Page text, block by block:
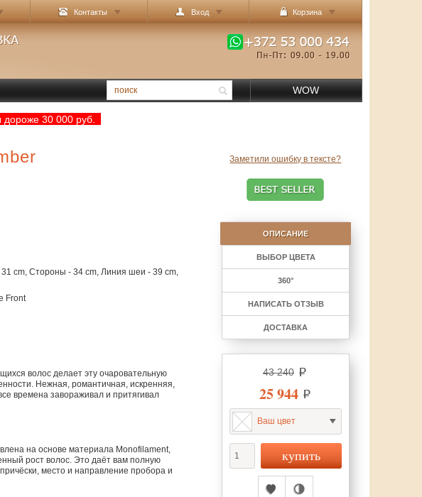
Контакты Вход Корзина
WOW
30 000 руб.
Заметили ошибку в тексте?
ОПИСАНИЕ
ВЫБОР ЦВЕТА
360°
НАПИСАТЬ ОТЗЫВ
ДОСТАВКА
43 240
25 944
Ваш цвет
31 cm, Стороны - 34 cm, Линия шеи - 39 cm,
Front
волос делает эту очаровательную
Нежная, романтичная, искренняя,
времена завораживал и притягивал
на основе материала Monofilament,
рост волос. Это даёт вам полную
место и направление пробора и